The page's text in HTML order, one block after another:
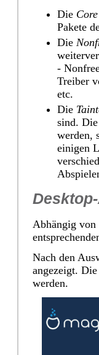
Die Core
Pakete
Die
-
Treiber
etc.
Die
sind.
werden,
einigen
Abhängig von
Nach den
angezeigt.
werden.